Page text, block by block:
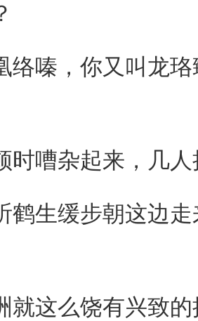
嗪，你又叫龙珞
嘈杂起来，几人
生缓步朝这边走
这么饶有兴致的